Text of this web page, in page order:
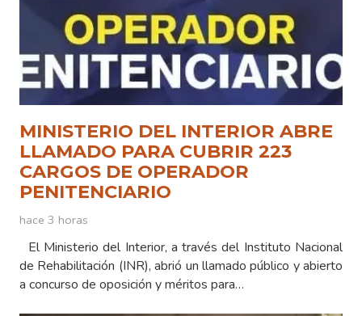
MINISTERIO DEL INTERIOR ABRE
LLAMADO PARA CUBRIR 223
CARGOS DE OPERADOR
PENITENCIARIO
hace 3 horas
El Ministerio del Interior, a través del Instituto Nacional
de Rehabilitación (INR), abrió un llamado público y abierto
a concurso de oposición y méritos para…